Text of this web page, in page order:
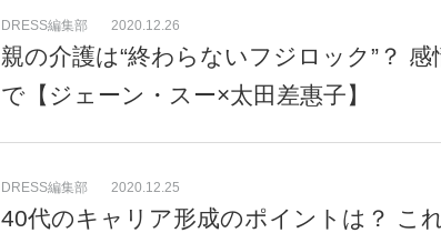
親の介護は“終わらないフジロック”？
で【ジェーン・スー×太田差惠子】
DRESS編集部 2020.12.26
40代のキャリア形成のポイントは？ こ
DRESS編集部 2020.12.25